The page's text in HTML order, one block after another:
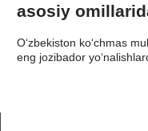
asosiy
O‘zbekiston ko‘chmas
eng jozibador